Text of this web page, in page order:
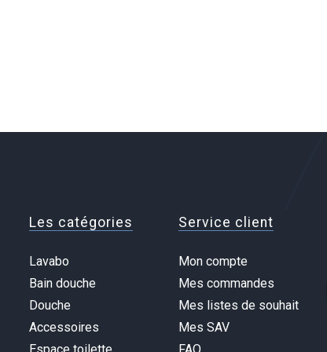
Les catégories
Lavabo
Bain douche
Douche
Accessoires
Espace toilette
Service client
Mon compte
Mes commandes
Mes listes de souhait
Mes SAV
FAQ